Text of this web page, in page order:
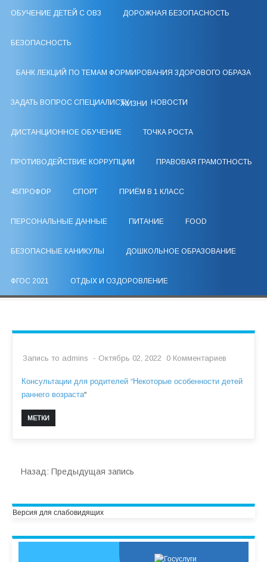
ОБУЧЕНИЕ ДЕТЕЙ С ОВЗ ДОРОЖНАЯ БЕЗОПАСНОСТЬ
БЕЗОПАСНОСТЬ
БАНК ЛЕКЦИЙ ПО ТЕМАМ ФОРМИРОВАНИЯ ЗДОРОВОГО ОБРАЗА
ЖИЗНИ
ЗАДАТЬ ВОПРОС СПЕЦИАЛИСТУ НОВОСТИ
ДИСТАНЦИОННОЕ ОБУЧЕНИЕ ТОЧКА РОСТА
ПРОТИВОДЕЙСТВИЕ КОРРУПЦИИ ПРАВОВАЯ ГРАМОТНОСТЬ
45ПРОФОР СПОРТ ПРИЁМ В 1 КЛАСС
ПЕРСОНАЛЬНЫЕ ДАННЫЕ ПИТАНИЕ FOOD
БЕЗОПАСНЫЕ КАНИКУЛЫ ДОШКОЛЬНОЕ ОБРАЗОВАНИЕ
ФГОС 2021 ОТДЫХ И ОЗДОРОВЛЕНИЕ
Запись то admins - Октябрь 02, 2022 0 Комментариев
Консультации для родителей “Некоторые особенности детей
раннего возраста“
МЕТКИ
Назад: Предыдущая запись
Версия для слабовидящих